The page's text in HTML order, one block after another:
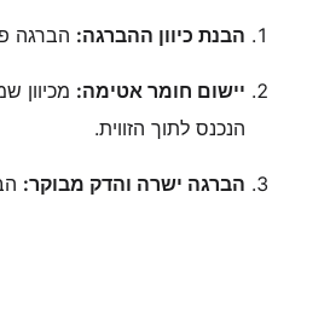
הבנת כיוון ההברגה: הברגה
יישום חומר אטימה: מכיוון
הנכנס לתוך הזווית.
הברגה ישרה והדק מבוקר: